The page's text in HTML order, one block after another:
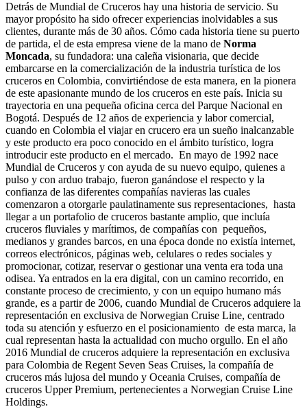
Detrás de Mundial de Cruceros hay una historia de servicio. Su
mayor propósito ha sido ofrecer experiencias inolvidables a sus
clientes, durante más de 30 años. Cómo cada historia tiene su puerto
de partida, el de esta empresa viene de la mano de Norma
Moncada, su fundadora: una caleña visionaria, que decide
embarcarse en la comercialización de la industria turística de los
cruceros en Colombia, convirtiéndose de esta manera, en la pionera
de este apasionante mundo de los cruceros en este país. Inicia su
trayectoria en una pequeña oficina cerca del Parque Nacional en
Bogotá. Después de 12 años de experiencia y labor comercial,
cuando en Colombia el viajar en crucero era un sueño inalcanzable
y este producto era poco conocido en el ámbito turístico, logra
introducir este producto en el mercado. En mayo de 1992 nace
Mundial de Cruceros y con ayuda de su nuevo equipo, quienes a
pulso y con arduo trabajo, fueron ganándose el respecto y la
confianza de las diferentes compañías navieras las cuales
comenzaron a otorgarle paulatinamente sus representaciones, hasta
llegar a un portafolio de cruceros bastante amplio, que incluía
cruceros fluviales y marítimos, de compañías con pequeños,
medianos y grandes barcos, en una época donde no existía internet,
correos electrónicos, páginas web, celulares o redes sociales y
promocionar, cotizar, reservar o gestionar una venta era toda una
odisea. Ya entrados en la era digital, con un camino recorrido, en
constante proceso de crecimiento, y con un equipo humano más
grande, es a partir de 2006, cuando Mundial de Cruceros adquiere la
representación en exclusiva de Norwegian Cruise Line, centrado
toda su atención y esfuerzo en el posicionamiento de esta marca, la
cual representan hasta la actualidad con mucho orgullo. En el año
2016 Mundial de cruceros adquiere la representación en exclusiva
para Colombia de Regent Seven Seas Cruises, la compañía de
cruceros más lujosa del mundo y Oceania Cruises, compañía de
cruceros Upper Premium, pertenecientes a Norwegian Cruise Line
Holdings.